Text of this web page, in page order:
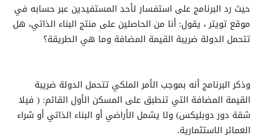
حيث رد البرنامج على استفسار لأحد المستفيدين عبر حسابه في
موقع تويتر ، يقول: أنا من الحاصلين على منتج البناء الذاتي، هل
تتحمل الدولة ضريبة القيمة المضافة وما هي الطريقة؟
وذكر البرنامج أنه بموجب الأمر الملكي تتحمل الدولة ضريبة
القيمة المضافة التي تنطبق على المسكن الأول القائم: ( فيلا
شقة دور دوبليكس) ولا يشمل الأراضي أو البناء الذاتي أو شراء
العمائر الاستثمارية.